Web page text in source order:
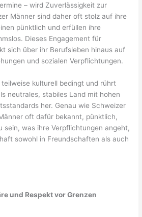
– wird Zuverlässigkeit zur
Männer sind daher oft stolz auf ihre
pünktlich und erfüllen ihre
Dieses Engagement für
sich über ihr Berufsleben hinaus auf
und sozialen Verpflichtungen.
kulturell bedingt und rührt
neutrales, stabiles Land mit hohen
her. Genau wie Schweizer
oft dafür bekannt, pünktlich,
sein, was ihre Verpflichtungen angeht,
sowohl in Freundschaften als auch
und Respekt vor Grenzen